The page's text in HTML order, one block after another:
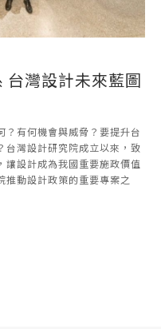
台灣設計未來藍圖
？有何機會與威脅？要提升台
台灣設計研究院成立以來，致
讓設計成為我國重要施政價值
推動設計政策的重要專案之